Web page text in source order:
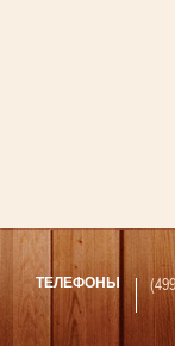
ТЕЛЕФОНЫ